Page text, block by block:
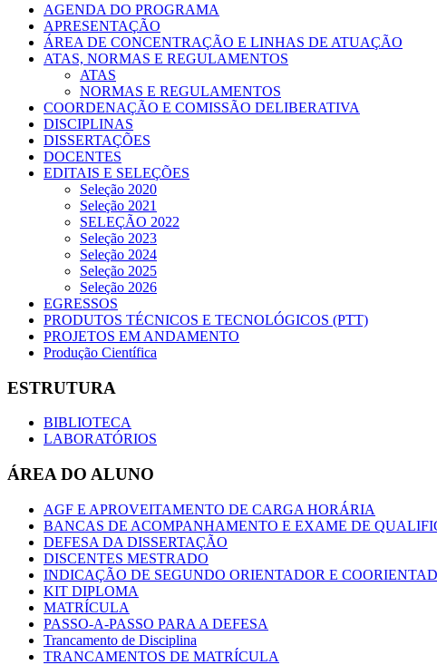
AGENDA DO PROGRAMA
APRESENTAÇÃO
ÁREA DE CONCENTRAÇÃO E LINHAS DE ATUAÇÃO
ATAS, NORMAS E REGULAMENTOS
ATAS
NORMAS E REGULAMENTOS
COORDENAÇÃO E COMISSÃO DELIBERATIVA
DISCIPLINAS
DISSERTAÇÕES
DOCENTES
EDITAIS E SELEÇÕES
Seleção 2020
Seleção 2021
SELEÇÃO 2022
Seleção 2023
Seleção 2024
Seleção 2025
Seleção 2026
EGRESSOS
PRODUTOS TÉCNICOS E TECNOLÓGICOS (PTT)
PROJETOS EM ANDAMENTO
Produção Científica
ESTRUTURA
BIBLIOTECA
LABORATÓRIOS
ÁREA DO ALUNO
AGF E APROVEITAMENTO DE CARGA HORÁRIA
BANCAS DE ACOMPANHAMENTO E EXAME DE
DEFESA DA DISSERTAÇÃO
DISCENTES MESTRADO
INDICAÇÃO DE SEGUNDO ORIENTADOR E
KIT DIPLOMA
MATRÍCULA
PASSO-A-PASSO PARA A DEFESA
Trancamento de Disciplina
TRANCAMENTOS DE MATRÍCULA